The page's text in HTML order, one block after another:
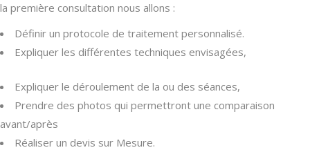
la première consultation nous allons :
Définir un protocole de traitement personnalisé.
Expliquer les différentes techniques envisagées,
Expliquer le déroulement de la ou des séances,
Prendre des photos qui permettront une comparaison
avant/après
Réaliser un devis sur Mesure.